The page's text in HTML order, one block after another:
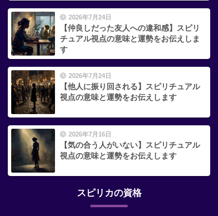
2026年7月24日
【仲良しだった友人への違和感】スピリ
チュアル視点の意味と運勢をお伝えしま
す
2026年7月24日
【他人に振り回される】スピリチュアル
視点の意味と運勢をお伝えします
2026年7月16日
【気の合う人がいない】スピリチュアル
視点の意味と運勢をお伝えします
スピリカの資格